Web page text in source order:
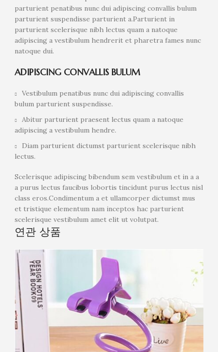
parturient penatibus nunc dui adipiscing convallis bulum
parturient suspendisse parturient a.Parturient in
parturient scelerisque nibh lectus quam a natoque
adipiscing a vestibulum hendrerit et pharetra fames nunc
natoque dui.
ADIPISCING CONVALLIS BULUM
Vestibulum penatibus nunc dui adipiscing convallis
bulum parturient suspendisse.
Abitur parturient praesent lectus quam a natoque
adipiscing a vestibulum hendre.
Diam parturient dictumst parturient scelerisque nibh
lectus.
Scelerisque adipiscing bibendum sem vestibulum et in a a
a purus lectus faucibus lobortis tincidunt purus lectus nisl
class eros.Condimentum a et ullamcorper dictumst mus
et tristique elementum nam inceptos hac parturient
scelerisque vestibulum amet elit ut volutpat.
연관 상품